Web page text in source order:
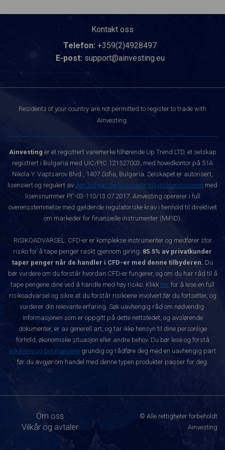
Kontakt oss
Telefon: +359(2)4928497
E-post: support@ainvesting.eu
Residents of your country are not permitted to register to trade with
Ainvesting.
Ainvesting er et registrert varemerke tilhørende Up Trend LTD, et selskap
registrert i Bulgaria med UIC/PIC 121527003, med hovedkontor på 51A
Nikola Y. Vaptsarov Blvd., 1407 Sofia, Bulgaria. Selskapet er autorisert,
lisensiert og regulert av den bulgarske finansielle tilsynskommisjonen med
lisensnummer РГ-03-110/13.07.2017. Ainvesting opererer i full
overensstemmelse med gjeldende regulatoriske krav i henhold til direktivet
om markeder for finansielle instrumenter (MiFID).
RISIKOADVARSEL: CFD-er er komplekse instrumenter og medfører stor
risiko for å tape penger raskt gjennom giring. 85.5% av privatkunder
taper penger når de handler i CFD-er med denne tilbyderen. Du
bør vurdere om du forstår hvordan CFD-er fungerer, og om du har råd til å
tape pengene dine ved å handle med høy risiko. Klikk her for å lese en full
risikoadvarsel og sikre at du forstår risikoene involvert før du fortsetter, og
vurderer din relevante erfaring. Søk uavhengig råd om nødvendig.
Informasjonen som er oppgitt på dette nettstedet, og avslørende
dokumenter, er av generell art, og tar ikke hensyn til dine personlige
forhold, økonomiske situasjon eller andre behov. Du bør lese og forstå
vilkårene og betingelsene grundig og rådføre deg med en uavhengig part
før du avgjør om handel med denne typen produkter passer for deg.
Om oss
Vilkår og avtaler
© Alle rettigheter forbeholdt
Ainvesting